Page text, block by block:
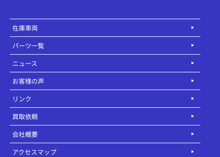
在庫車両
パーツ一覧
ニュース
お客様の声
リンク
買取依頼
会社概要
アクセスマップ